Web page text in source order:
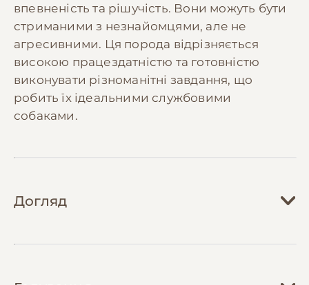
впевненість та рішучість. Вони можуть бути
стриманими з незнайомцями, але не
агресивними. Ця порода відрізняється
високою працездатністю та готовністю
виконувати різноманітні завдання, що
робить їх ідеальними службовими
собаками.
Догляд
регулярної уваги до різних аспектів. Шерсть